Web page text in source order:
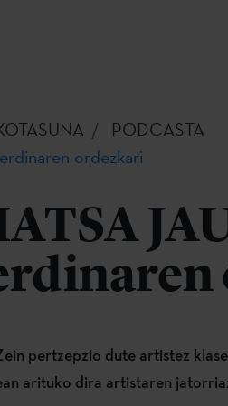
PODCASTA
ordezkari
pertzepzio dute artistez
arituko dira artistaren